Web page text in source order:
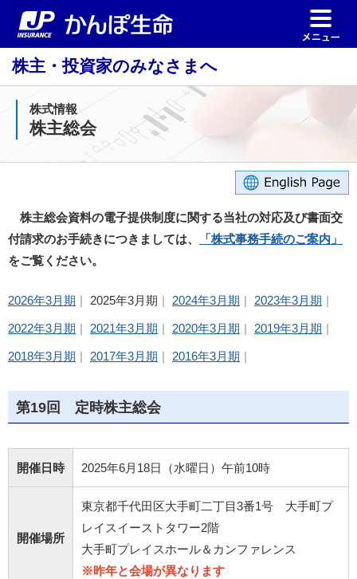
株主・投資家のみなさまへ
株式情報
株主総会
株主総会資料の電子提供制度に関する当社の対応及び書面交
付請求のお手続きにつきましては、
「株式事務手続のご案内」
をご覧ください。
2026年3月期 2025年3月期 2024年3月期 2023年3月期
2022年3月期 2021年3月期 2020年3月期 2019年3月期
2018年3月期 2017年3月期 2016年3月期
第19回 定時株主総会
開催日時 2025年6月18日（水曜日）午前10時
開催場所
東京都千代田区大手町二丁目3番1号 大手町プ
レイスイーストタワー2階
大手町プレイスホール＆カンファレンス
※昨年と会場が異なります